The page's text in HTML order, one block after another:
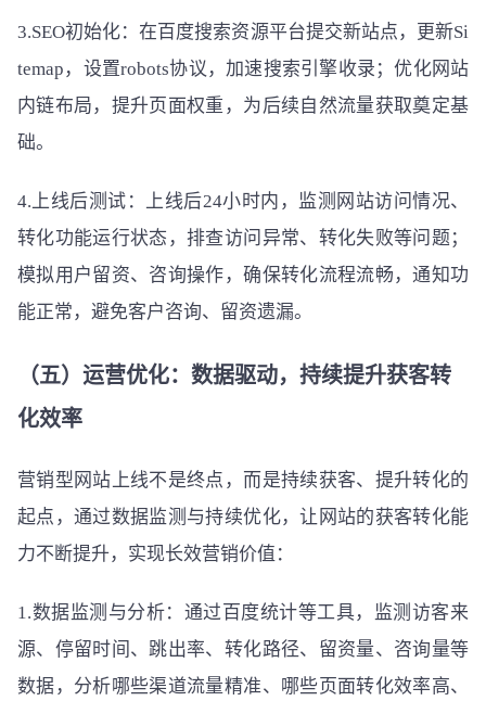
3.SEO初始化：在百度搜索资源平台提交新站点，更新Si
temap，设置robots协议，加速搜索引擎收录；优化网站
内链布局，提升页面权重，为后续自然流量获取奠定基
础。
4.上线后测试：上线后24小时内，监测网站访问情况、
转化功能运行状态，排查访问异常、转化失败等问题；
模拟用户留资、咨询操作，确保转化流程流畅，通知功
能正常，避免客户咨询、留资遗漏。
（五）运营优化：数据驱动，持续提升获客转
化效率
营销型网站上线不是终点，而是持续获客、提升转化的
起点，通过数据监测与持续优化，让网站的获客转化能
力不断提升，实现长效营销价值：
1.数据监测与分析：通过百度统计等工具，监测访客来
源、停留时间、跳出率、转化路径、留资量、咨询量等
数据，分析哪些渠道流量精准、哪些页面转化效率高、